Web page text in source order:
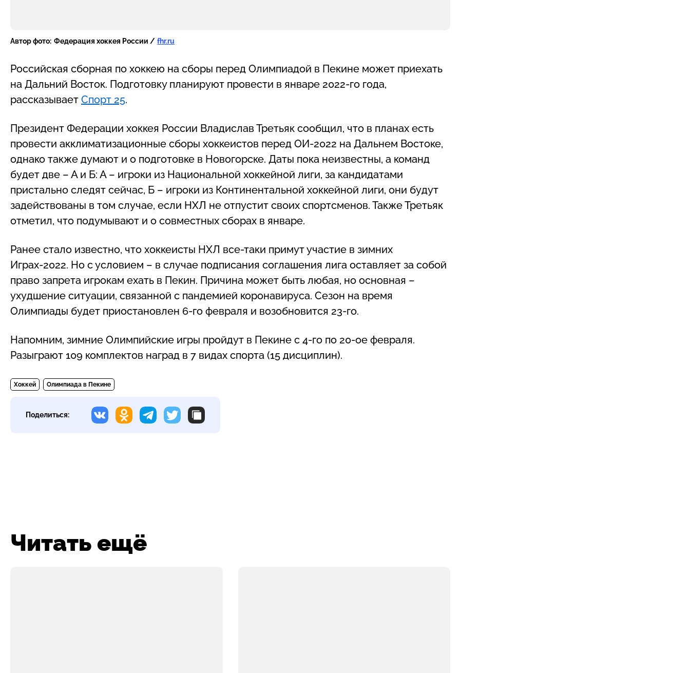
Автор фото: Федерация хоккея России / fhr.ru
Российская сборная по хоккею на сборы перед Олимпиадой в Пекине может приехать
на Дальний Восток. Подготовку планируют провести в январе 2022-го года,
рассказывает Спорт 25.
Президент Федерации хоккея России Владислав Третьяк сообщил, что в планах есть
провести акклиматизационные сборы хоккеистов перед ОИ-2022 на Дальнем Востоке,
однако также думают и о подготовке в Новогорске. Даты пока неизвестны, а команд
будет две – А и Б: А – игроки из Национальной хоккейной лиги, за кандидатами
пристально следят сейчас, Б – игроки из Континентальной хоккейной лиги, они будут
задействованы в том случае, если НХЛ не отпустит своих спортсменов. Также Третьяк
отметил, что подумывают и о совместных сборах в январе.
Ранее стало известно, что хоккеисты НХЛ все-таки примут участие в зимних
Играх-2022. Но с условием – в случае подписания соглашения лига оставляет за собой
право запрета игрокам ехать в Пекин. Причина может быть любая, но основная –
ухудшение ситуации, связанной с пандемией коронавируса. Сезон на время
Олимпиады будет приостановлен 6-го февраля и возобновится 23-го.
Напомним, зимние Олимпийские игры пройдут в Пекине с 4-го по 20-ое февраля.
Разыграют 109 комплектов наград в 7 видах спорта (15 дисциплин).
Хоккей Олимпиада в Пекине
Поделиться:
Читать ещё